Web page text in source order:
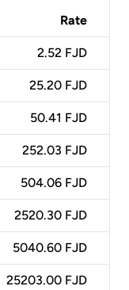
Rate
2.52 FJD
25.20 FJD
50.41 FJD
252.03 FJD
504.06 FJD
2520.30 FJD
5040.60 FJD
25203.00 FJD